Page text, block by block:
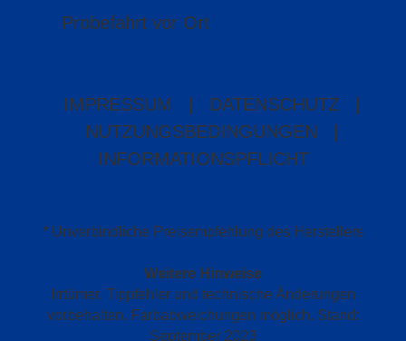
Probefahrt vor Ort
IMPRESSUM DATENSCHUTZ
NUTZUNGSBEDINGUNGEN
INFORMATIONSPFLICHT
* Unverbindliche Preisempfehlung des Herstellers
Weitere Hinweise
Irrtümer, Tippfehler und technische Änderungen
vorbehalten. Farbabweichungen möglich. Stand:
September 2023